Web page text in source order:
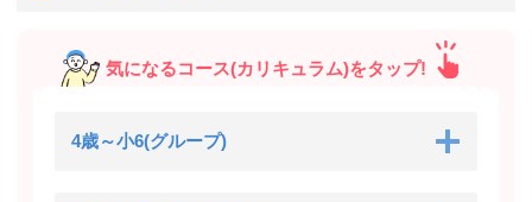
気になるコース(カリキュラム)をタップ!
4歳～小6(グループ)